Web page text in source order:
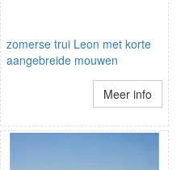
zomerse trui Leon met korte
aangebreide mouwen
Meer info